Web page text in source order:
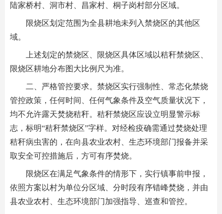
陆家桥村、洞市村、昌家村、桐子岗村部分区域。
限烧区划定范围为全县耕地未列入禁烧区的其他区
域。
上述划定的禁烧区、限烧区具体区域以秸秆禁烧区、
限烧区耕地分布图大比例尺为准。
二、严格管控要求。禁烧区实行强制性、常态化禁烧
管控政策，任何时间、任何气象条件及空气质量状况下，
均不允许露天焚烧秸秆。秸秆禁烧区应设立明显警示标
志，标明“秸秆禁烧区”字样。对经检疫确需通过焚烧处理
秸秆病虫害的，在向县农业农村、生态环境部门报备并采
取安全可控措施后，方可有序焚烧。
限烧区在满足气象条件的情形下，实行镇事前申报，
依照方案以村为单位分区域、分时段有序错峰焚烧，并由
县农业农村、生态环境部门加强指导、巡查和管控。